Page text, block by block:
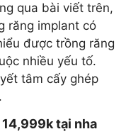
qua bài viết trên,
răng implant có
được trồng răng
nhiều yếu tố.
tâm cấy ghép
tại nha